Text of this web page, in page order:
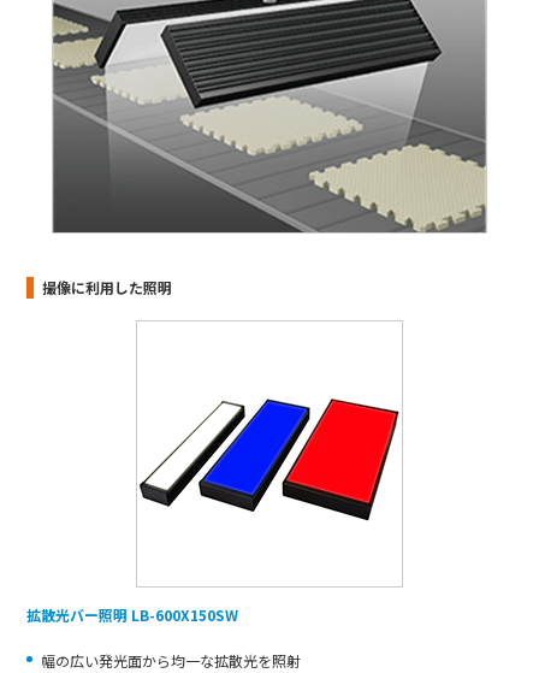
撮像に利用した照明
拡散光バー照明 LB-600X150SW
幅の広い発光面から均一な拡散光を照射